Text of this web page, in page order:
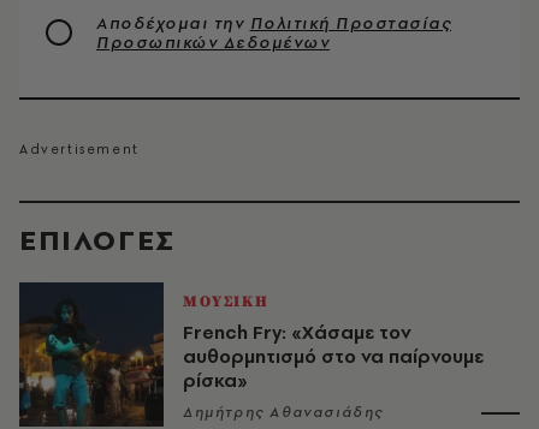
EΠΙΛΟΓΈΣ
ΜΟΥΣΙΚΗ
French Fry: «Χάσαμε τον
αυθορμητισμό στο να παίρνουμε
ρίσκα»
Δημήτρης Αθανασιάδης
Αποδέχομαι την Πολιτική Προστασίας
Προσωπικών Δεδομένων